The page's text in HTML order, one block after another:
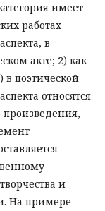
имеет
работах
в
акте; 2) как
в поэтической
относятся
произведения,
и
На примере